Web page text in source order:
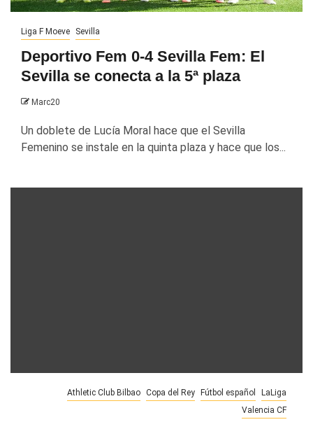
Liga F Moeve Sevilla
Deportivo Fem 0-4 Sevilla Fem: El
Sevilla se conecta a la 5ª plaza
Marc20
Un doblete de Lucía Moral hace que el Sevilla
Femenino se instale en la quinta plaza y hace que los...
Athletic Club Bilbao Copa del Rey Fútbol español
LaLiga
Valencia CF